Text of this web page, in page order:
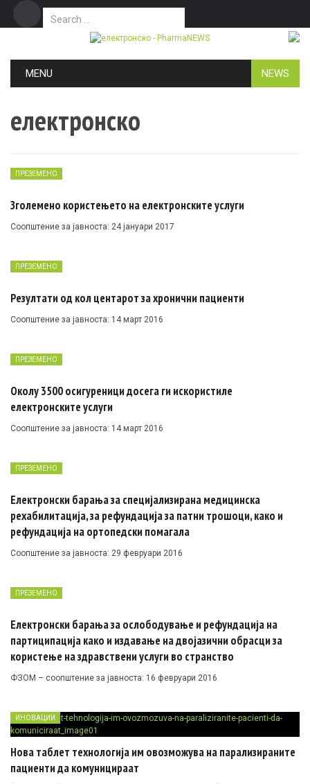
Search for:
MENU NEWS
електронско
ПРЕЗЕМЕНО
Зголемено користењето на електронските услуги
Соопштение за јавноста: 24 јануари 2017
ПРЕЗЕМЕНО
Резултати од кол центарот за хронични пациенти
Соопштение за јавноста: 14 март 2016
ПРЕЗЕМЕНО
Околу 3500 осигуреници досега ги искористиле
електронските услуги
Соопштение за јавноста: 14 март 2016
ПРЕЗЕМЕНО
Електронски барања за специјализирана медицинска
рехабилитација, за рефундација за патни трошоци, како и
рефундација на ортопедски помагала
Соопштение за јавноста: 29 февруари 2016
ПРЕЗЕМЕНО
Електронски барања за ослободување и рефундација на
партиципација како и издавање на двојазични обрасци за
користење на здравствени услуги во странство
ФЗОМ – соопштение за јавноста: 16 февруари 2016
ИНОВАЦИИ
Нова таблет технологија им овозможува на парализираните
пациенти да комуницираат